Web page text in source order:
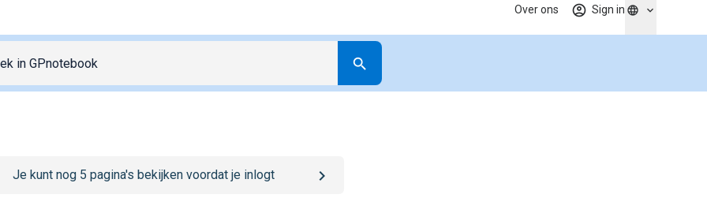
Over ons Sign in
/sign-inpage
Je kunt nog 5 pagina's bekijken voordat je inlogt